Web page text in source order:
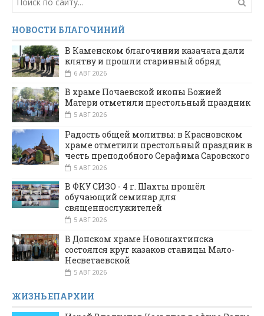
НОВОСТИ БЛАГОЧИНИЙ
В Каменском благочинии казачата дали
клятву и прошли старинный обряд
6 АВГ 2026
В храме Почаевской иконы Божией
Матери отметили престольный праздник
5 АВГ 2026
Радость общей молитвы: в Красновском
храме отметили престольный праздник в
честь преподобного Серафима Саровского
5 АВГ 2026
В ФКУ СИЗО - 4 г. Шахты прошёл
обучающий семинар для
священнослужителей
5 АВГ 2026
В Донском храме Новошахтинска
состоялся круг казаков станицы Мало-
Несветаевской
5 АВГ 2026
ЖИЗНЬ ЕПАРХИИ